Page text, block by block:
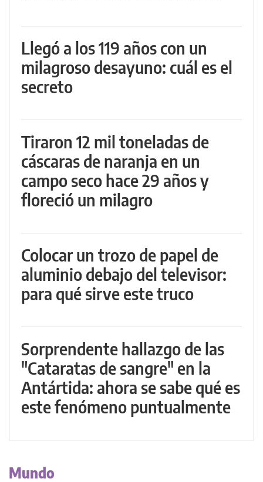
Llegó a los 119 años con un
milagroso desayuno: cuál es el
secreto
Tiraron 12 mil toneladas de
cáscaras de naranja en un
campo seco hace 29 años y
floreció un milagro
Colocar un trozo de papel de
aluminio debajo del televisor:
para qué sirve este truco
Sorprendente hallazgo de las
"Cataratas de sangre" en la
Antártida: ahora se sabe qué es
este fenómeno puntualmente
Mundo